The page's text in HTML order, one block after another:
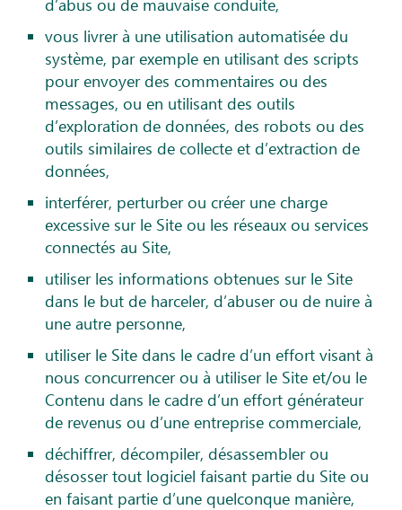
d’abus ou de mauvaise conduite,
vous livrer à une utilisation automatisée du
système, par exemple en utilisant des scripts
pour envoyer des commentaires ou des
messages, ou en utilisant des outils
d’exploration de données, des robots ou des
outils similaires de collecte et d’extraction de
données,
interférer, perturber ou créer une charge
excessive sur le Site ou les réseaux ou services
connectés au Site,
utiliser les informations obtenues sur le Site
dans le but de harceler, d’abuser ou de nuire à
une autre personne,
utiliser le Site dans le cadre d’un effort visant à
nous concurrencer ou à utiliser le Site et/ou le
Contenu dans le cadre d’un effort générateur
de revenus ou d’une entreprise commerciale,
déchiffrer, décompiler, désassembler ou
désosser tout logiciel faisant partie du Site ou
en faisant partie d’une quelconque manière,